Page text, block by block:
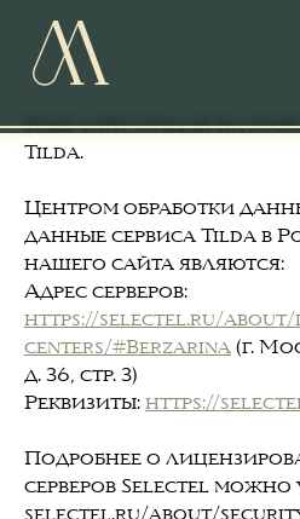
Наш сайт создан на
Tilda.
Центром обработки
данные сервиса Tilda в
нашего сайта являются:
Адрес серверов:
https://selectel.ru/
centers/#Berzarina(г.
д. 36, стр. 3)
Реквизиты:https://
Подробнее о
серверов Selectel можно
selectel.ru/about/